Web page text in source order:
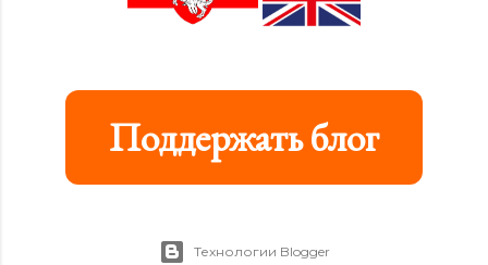
Поддержать блог
Технологии Blogger